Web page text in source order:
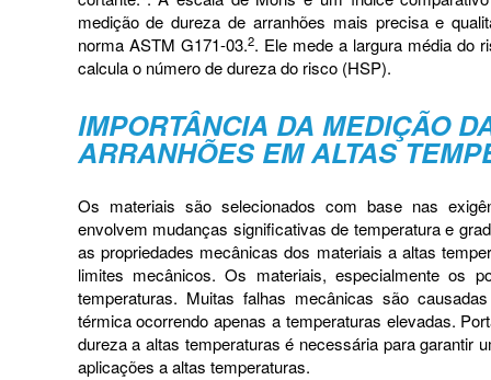
medição de dureza de arranhões mais precisa e
norma ASTM G171-03.2. Ele mede a largura média do
calcula o número de dureza do risco (HSP).
IMPORTÂNCIA DA MEDIÇÃO
ARRANHÕES EM ALTAS
Os materiais são selecionados com base nas
envolvem mudanças significativas de temperatura e
as propriedades mecânicas dos materiais a altas
limites mecânicos. Os materiais, especialmente os
temperaturas. Muitas falhas mecânicas são
térmica ocorrendo apenas a temperaturas elevadas.
dureza a altas temperaturas é necessária para garantir
aplicações a altas temperaturas.